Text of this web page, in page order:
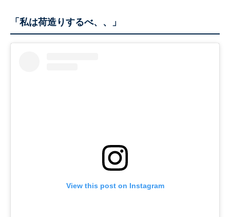
「私は荷造りするべ、、」
View this post on Instagram